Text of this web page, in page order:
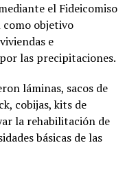
el Fideicomiso
como objetivo
e
las precipitaciones.
láminas, sacos de
cobijas, kits de
la rehabilitación de
básicas de las